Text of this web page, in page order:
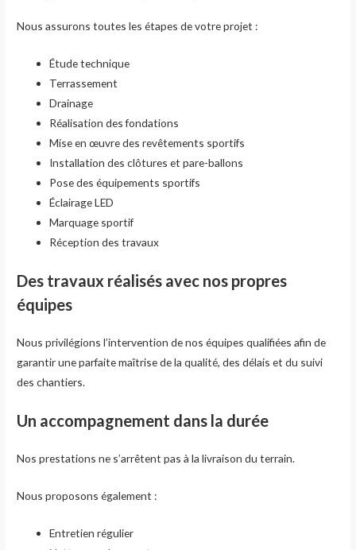
Nous assurons toutes les étapes de votre projet :
Étude technique
Terrassement
Drainage
Réalisation des fondations
Mise en œuvre des revêtements sportifs
Installation des clôtures et pare-ballons
Pose des équipements sportifs
Éclairage LED
Marquage sportif
Réception des travaux
Des travaux réalisés avec nos propres
équipes
Nous privilégions l’intervention de nos équipes qualifiées afin de
garantir une parfaite maîtrise de la qualité, des délais et du suivi
des chantiers.
Un accompagnement dans la durée
Nos prestations ne s’arrêtent pas à la livraison du terrain.
Nous proposons également :
Entretien régulier